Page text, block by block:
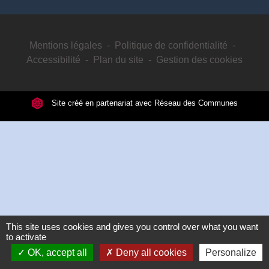
Mentions légales - Politique de confidentialité -
Accessibilité - Plan du site - Gestion des cookies
Site créé en partenariat avec Réseau des Communes
This site uses cookies and gives you control over what you want
to activate
OK, accept all
Deny all cookies Personalize